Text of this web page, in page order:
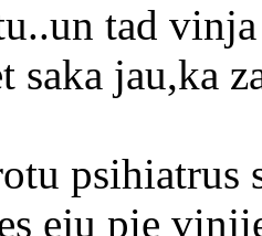
tad
saka jau,ka
psihiatrus
eju pie